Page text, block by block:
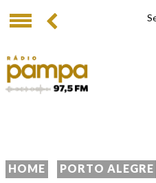
HOME PORTO ALEGRE